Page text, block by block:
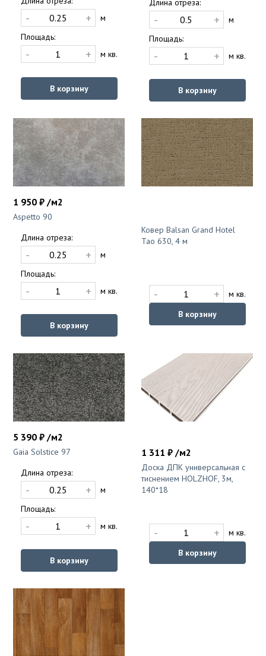
- +
м
Площадь:
- + м кв.
В корзину
Длина отреза:
- +
м
Площадь:
- + м кв.
В корзину
1 950 ₽ /м2
Aspetto 90
Длина отреза:
- +
м
Площадь:
- + м кв.
В корзину
Ковер Balsan Grand Hotel
Tao 630, 4 м
- +
м кв.
В корзину
5 390 ₽ /м2
Gaia Solstice 97
Длина отреза:
- +
м
Площадь:
- + м кв.
В корзину
1 311 ₽ /м2
Доска ДПК универсальная с
тиснением HOLZHOF, 3м,
140*18
- +
м кв.
В корзину